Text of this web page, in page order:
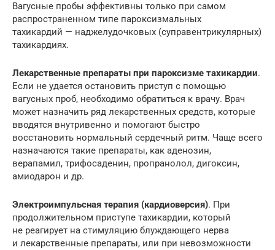
Вагусные пробы эффективны только при самом
распространенном типе пароксизмальных
тахикардий — наджелудочковых (суправентрикулярных)
тахикардиях.
Лекарственные препараты при пароксизме тахикардии.
Если не удается остановить приступ с помощью
вагусных проб, необходимо обратиться к врачу. Врач
может назначить ряд лекарственных средств, которые
вводятся внутривенно и помогают быстро
восстановить нормальный сердечный ритм. Чаще всего
назначаются такие препараты, как аденозин,
верапамил, трифосаденин, пропранолол, дигоксин,
амиодарон и др.
Электроимпульсная терапия (кардиоверсия). При
продолжительном приступе тахикардии, который
не реагирует на стимуляцию блуждающего нерва
и лекарственные препараты, или при невозможности